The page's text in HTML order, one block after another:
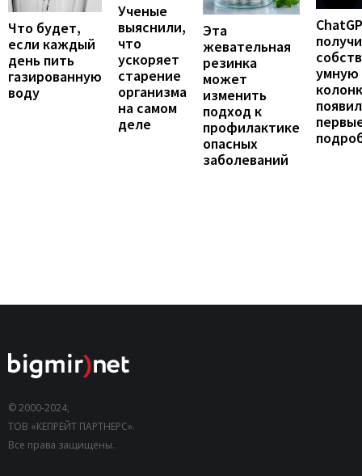
Что будет,
если каждый
день пить
газированную
воду
Ученые
выяснили,
что
ускоряет
старение
организма
на самом
деле
Эта
жевательная
резинка
может
изменить
подход к
профилактике
опасных
заболеваний
умную
© 2000-2024,
ТОВ «КЕПРЕЙТ ПАРТНЕРС».
Все права защищены.